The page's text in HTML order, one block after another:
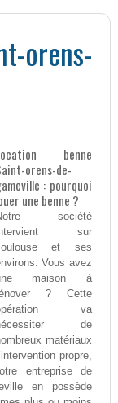
orens-
benne
orens-de-
: pourquoi
une benne ?
société
sur
et ses
Vous avez
maison à
? Cette
va
de
matériaux
propre,
entreprise de
en possède